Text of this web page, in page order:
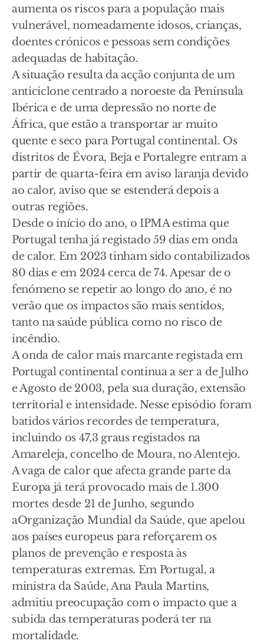
aumenta os riscos para a população mais
vulnerável, nomeadamente idosos, crianças,
doentes crónicos e pessoas sem condições
adequadas de habitação.
A situação resulta da acção conjunta de um
anticiclone centrado a noroeste da Península
Ibérica e de uma depressão no norte de
África, que estão a transportar ar muito
quente e seco para Portugal continental. Os
distritos de Évora, Beja e Portalegre entram a
partir de quarta-feira em aviso laranja devido
ao calor, aviso que se estenderá depois a
outras regiões.
Desde o início do ano, o IPMA estima que
Portugal tenha já registado 59 dias em onda
de calor. Em 2023 tinham sido contabilizados
80 dias e em 2024 cerca de 74. Apesar de o
fenómeno se repetir ao longo do ano, é no
verão que os impactos são mais sentidos,
tanto na saúde pública como no risco de
incêndio.
A onda de calor mais marcante registada em
Portugal continental continua a ser a de Julho
e Agosto de 2003, pela sua duração, extensão
territorial e intensidade. Nesse episódio foram
batidos vários recordes de temperatura,
incluindo os 47,3 graus registados na
Amareleja, concelho de Moura, no Alentejo.
A vaga de calor que afecta grande parte da
Europa já terá provocado mais de 1.300
mortes desde 21 de Junho, segundo
aOrganização Mundial da Saúde, que apelou
aos países europeus para reforçarem os
planos de prevenção e resposta às
temperaturas extremas. Em Portugal, a
ministra da Saúde, Ana Paula Martins,
admitiu preocupação com o impacto que a
subida das temperaturas poderá ter na
mortalidade.